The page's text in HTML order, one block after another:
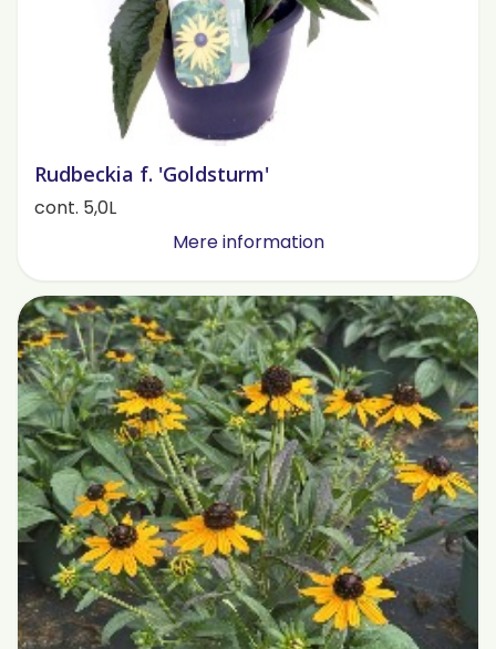
Rudbeckia f. 'Goldsturm'
cont. 5,0L
Mere information